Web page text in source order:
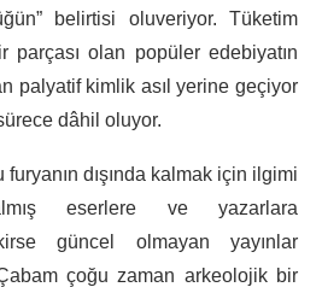
belirtisi oluveriyor. Tüketim
parçası olan popüler edebiyatın
palyatif kimlik asıl yerine geçiyor
dâhil oluyor.
dışında kalmak için ilgimi
eserlere ve yazarlara
güncel olmayan yayınlar
çoğu zaman arkeolojik bir